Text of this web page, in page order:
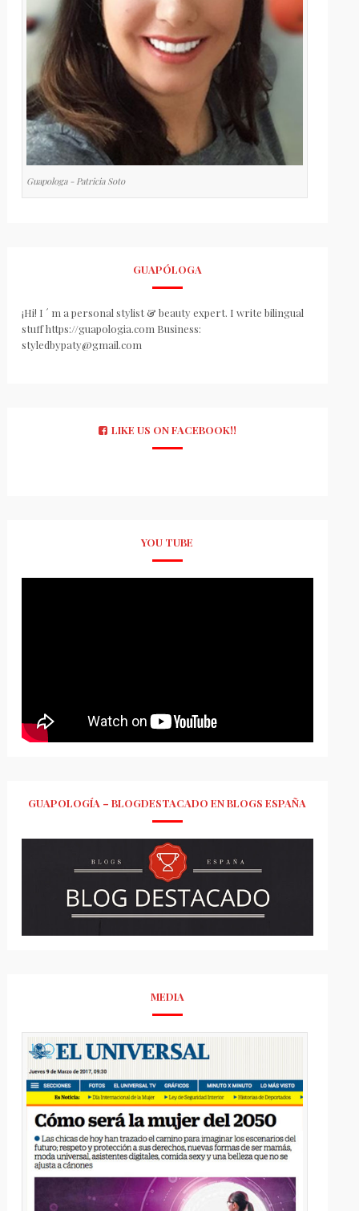
Guapologa - Patricia Soto
GUAPÓLOGA
¡Hi! I ´ m a personal stylist & beauty expert. I write bilingual
stuff https://guapologia.com Business:
styledbypaty@gmail.com
LIKE US ON FACEBOOK!!
YOU TUBE
GUAPOLOGÍA – BLOGDESTACADO EN BLOGS ESPAÑA
MEDIA